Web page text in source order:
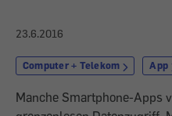
23.6.2016
Computer + Telekom App
Manche Smartphone-Apps